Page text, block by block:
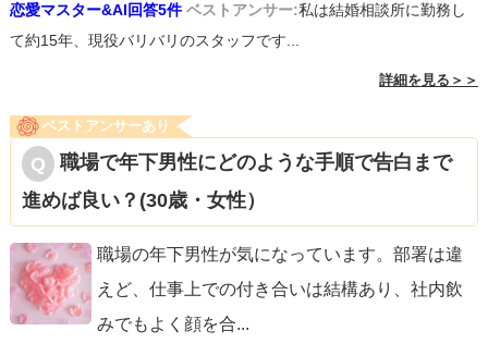
恋愛マスター&AI回答5件 ベストアンサー:私は結婚相談所に勤務し
て約15年、現役バリバリのスタッフです...
詳細を見る＞＞
ベストアンサーあり
職場で年下男性にどのような手順で告白まで
進めば良い？(30歳・女性）
職場の年下男性が気になっています。部署は違
えど、仕事上での付き合いは結構あり、社内飲
みでもよく顔を合...